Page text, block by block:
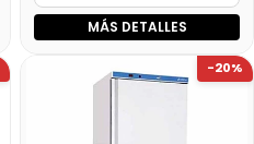
Marca
Cargando…
Cargando…
MÁS DETALLES
-20%